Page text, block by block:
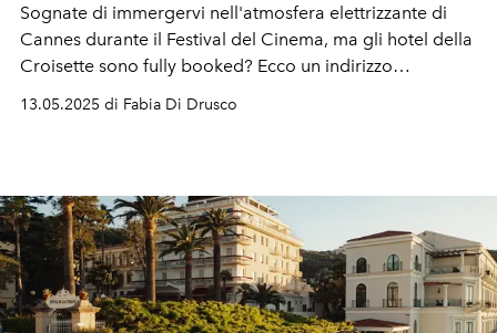
Sognate di immergervi nell'atmosfera elettrizzante di
Cannes durante il Festival del Cinema, ma gli hotel della
Croisette sono fully booked? Ecco un indirizzo
13.05.2025 di Fabia Di Drusco